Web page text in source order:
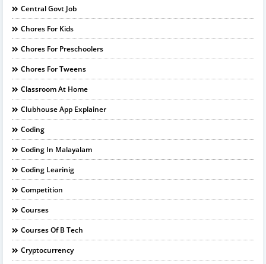
Central Govt Job
Chores For Kids
Chores For Preschoolers
Chores For Tweens
Classroom At Home
Clubhouse App Explainer
Coding
Coding In Malayalam
Coding Learinig
Competition
Courses
Courses Of B Tech
Cryptocurrency